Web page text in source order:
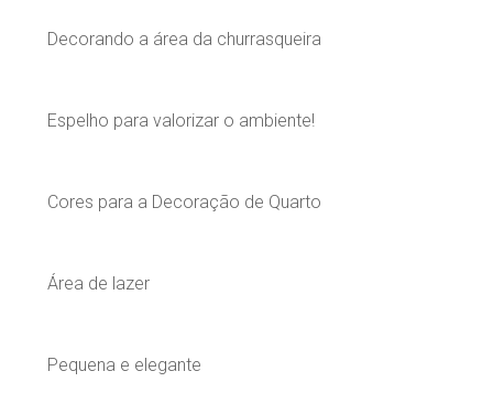
Decorando a área da churrasqueira
Espelho para valorizar o ambiente!
Cores para a Decoração de Quarto
Área de lazer
Pequena e elegante